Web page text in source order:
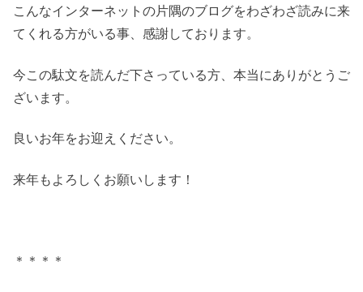
こんなインターネットの片隅のブログをわざわざ読みに来
てくれる方がいる事、感謝しております。
今この駄文を読んだ下さっている方、本当にありがとうご
ざいます。
良いお年をお迎えください。
来年もよろしくお願いします！
＊＊＊＊